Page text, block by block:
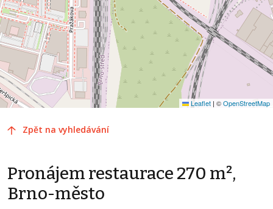
Leaflet | ©OpenStreetMap
Zpět na vyhledávání
Pronájem restaurace 270 m²,
Brno-město